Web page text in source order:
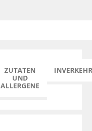
ZUTATEN
UND
ALLERGENE